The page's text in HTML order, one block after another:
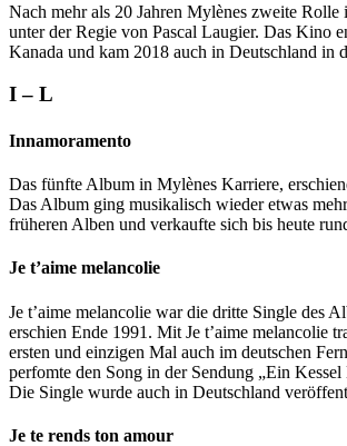
Nach mehr als 20 Jahren Mylènes zweite
unter der Regie von Pascal Laugier. Das Kino
Kanada und kam 2018 auch in Deutschland in
I – L
Innamoramento
Das fünfte Album in Mylènes Karriere,
Das Album ging musikalisch wieder etwas
früheren Alben und verkaufte sich bis heute
Je t’aime melancolie
Je t’aime melancolie war die dritte Single des
erschien Ende 1991. Mit Je t’aime melancolie
ersten und einzigen Mal auch im deutschen
perfomte den Song in der Sendung „Ein
Die Single wurde auch in Deutschland
Je te rends ton amour